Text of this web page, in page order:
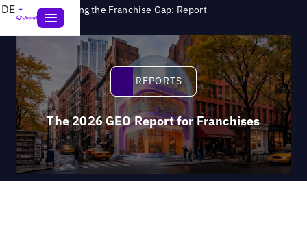
DE Reports>Closing the Franchise Gap: Report
Reports
REPORTS
The 2026 GEO Report for Franchises